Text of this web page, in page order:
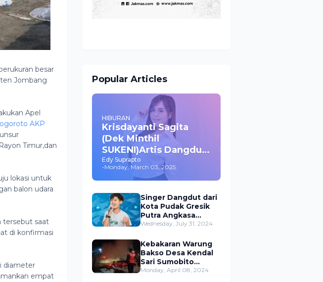
besar
Jombang
Apel
AKP
Timur,dan
lokasi untuk
balon udara
tersebut saat
di konfirmasi
diameter
empat
Popular Articles
HIBURAN
Krisdayanti Sagita
(Dek Minthil
SUKENI)Artis Dangdut
Yang Mulai Naik Daun
,Merambah Bisnis dan
Akting
Edy Suprapto
-Monday, March 03, 2025
Singer Dangdut dari
Kota Pudak Gresik
Putra Angkasa
Gemparkan
Indonesia
Wednesday, July 31, 2024
Kebakaran Warung
Bakso Desa Kendal
Sari Sumobito
Jombang Berhasil di
Monday, April 08, 2024